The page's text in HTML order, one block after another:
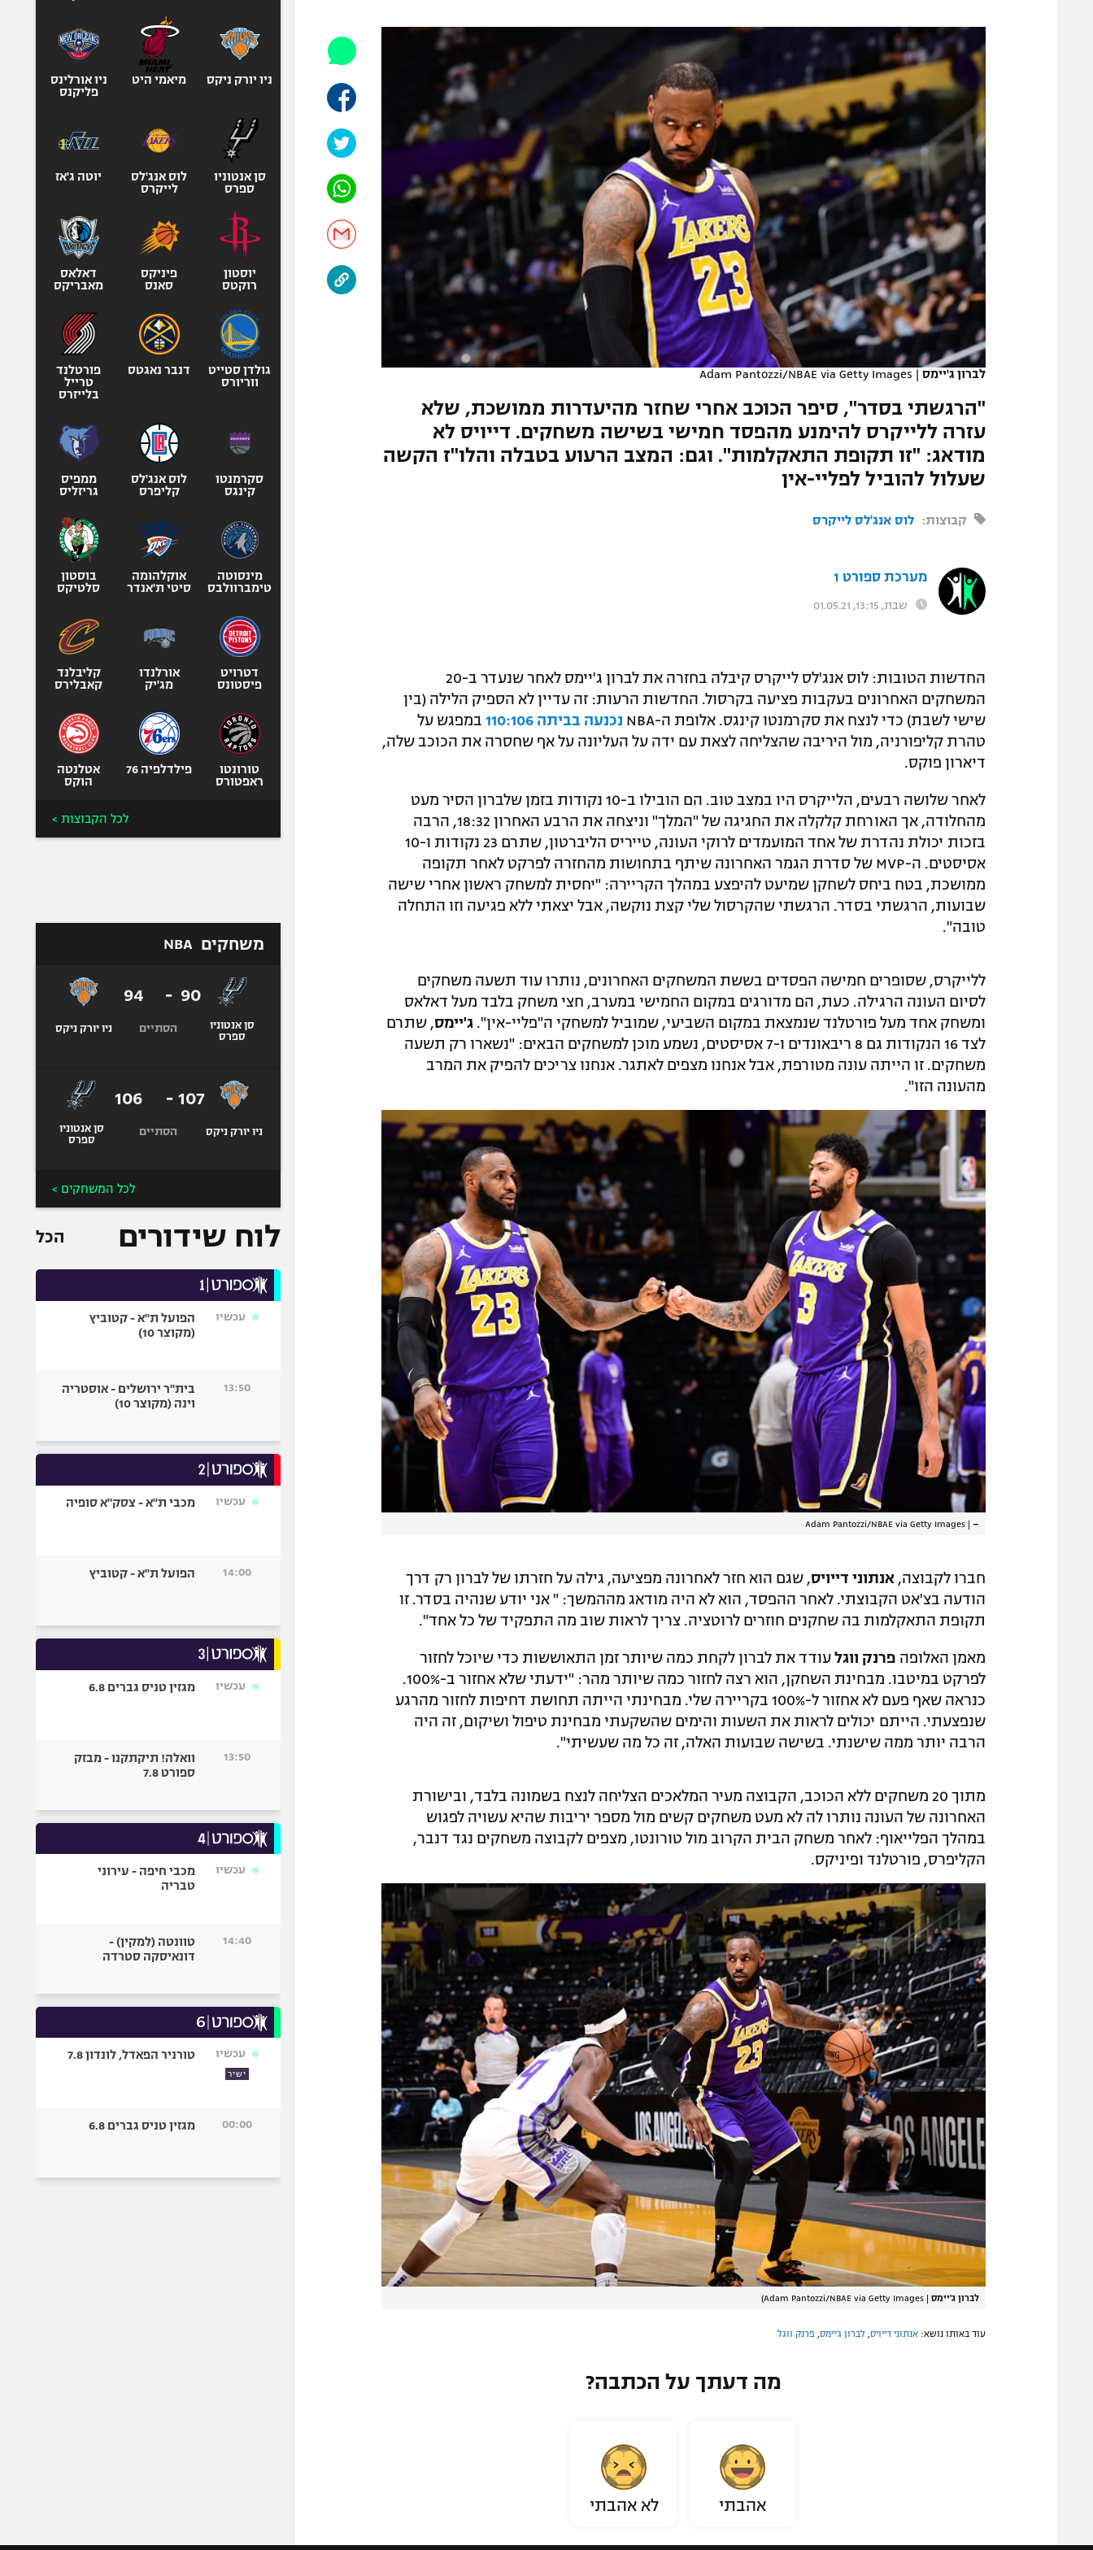
תקנון משתתפים וזוכים בפרסים
תקנון עבור פעילות אלקטרה
תקנון עבור פעילות ספורט 1 – "מרלן"
גיימינג E-Sports
תנאי שימוש
מדיניות פרטיות
תקנון פעילות ספורט 1
רשיון להקרנה פומבית לבית עסק
הצטרפות לחבילת הערוצים
לוח דרושים – ג'ובנט
תגיות
המגזין
הפועל תל אביב
הפועל חיפה
הפועל באר שבע
מכבי נתניה
בני יהודה
ליגה סינית
ליגה ברזילאית
ליגות נוספות
אופניים
ספורט מוטורי
כדורמים
בייסבול MLB
ספורט אתגרי
אומנויות לחימה
לברון ג'יימס |
Adam Pantozzi/NBAE via Getty Images
"הרגשתי בסדר", סיפר הכוכב אחרי שחזר מהיעדרות ממושכת, שלא
עזרה ללייקרס להימנע מהפסד חמישי בשישה משחקים. דייויס לא
מודאג: "זו תקופת התאקלמות". וגם: המצב הרעוע בטבלה והלו"ז הקשה
שעלול להוביל לפליי-אין
קבוצות: לוס אנג'לס לייקרס
מערכת ספורט 1
שבת, 13:15, 01.05.21
החדשות הטובות: לוס אנג'לס לייקרס קיבלה בחזרה את לברון ג'יימס לאחר שנעדר ב-20
המשחקים האחרונים בעקבות פציעה בקרסול. החדשות הרעות: זה עדיין לא הספיק הלילה (בין
שישי לשבת) כדי לנצח את סקרמנטו קינגס. אלופת ה-NBA
נכנעה בביתה 110:106
במפגש על
טהרת קליפורניה, מול היריבה שהצליחה לצאת עם ידה על העליונה על אף שחסרה את הכוכב שלה,
דיארון פוקס.
לאחר שלושה רבעים, הלייקרס היו במצב טוב. הם הובילו ב-10 נקודות בזמן שלברון הסיר מעט
מהחלודה, אך האורחת קלקלה את החגיגה של "המלך" וניצחה את הרבע האחרון 18:32, הרבה
בזכות יכולת נהדרת של אחד המועמדים לרוקי העונה, טייריס הליברטון, שתרם 23 נקודות ו-10
אסיסטים. ה-MVP של סדרת הגמר האחרונה שיתף בתחושות מהחזרה לפרקט לאחר תקופה
ממושכת, בטח ביחס לשחקן שמיעט להיפצע במהלך הקריירה: "יחסית למשחק ראשון אחרי שישה
שבועות, הרגשתי בסדר. הרגשתי שהקרסול שלי קצת נוקשה, אבל יצאתי ללא פגיעה וזו התחלה
טובה".
ללייקרס, שסופרים חמישה הפסדים בששת המשחקים האחרונים, נותרו עוד תשעה משחקים
לסיום העונה הרגילה. כעת, הם מדורגים במקום החמישי במערב, חצי משחק בלבד מעל דאלאס
ומשחק אחד מעל פורטלנד שנמצאת במקום השביעי, שמוביל למשחקי ה"פליי-אין". ג'יימס, שתרם
לצד 16 הנקודות גם 8 ריבאונדים ו-7 אסיסטים, נשמע מוכן למשחקים הבאים: "נשארו רק תשעה
משחקים. זו הייתה עונה מטורפת, אבל אנחנו מצפים לאתגר. אנחנו צריכים להפיק את המרב
מהעונה הזו".
–
Adam Pantozzi/NBAE via Getty Images
חברו לקבוצה, אנתוני דייויס, שגם הוא חזר לאחרונה מפציעה, גילה על חזרתו של לברון רק דרך
הודעה בצ'אט הקבוצתי. לאחר ההפסד, הוא לא היה מודאג מההמשך: " אני יודע שנהיה בסדר. זו
תקופת התאקלמות בה שחקנים חוזרים לרוטציה. צריך לראות שוב מה התפקיד של כל אחד".
מאמן האלופה פרנק ווגל עודד את לברון לקחת כמה שיותר זמן התאוששות כדי שיוכל לחזור
לפרקט במיטבו. מבחינת השחקן, הוא רצה לחזור כמה שיותר מהר: "ידעתי שלא אחזור ב-100%.
כנראה שאף פעם לא אחזור ל-100% בקריירה שלי. מבחינתי הייתה תחושת דחיפות לחזור מהרגע
שנפצעתי. הייתם יכולים לראות את השעות והימים שהשקעתי מבחינת טיפול ושיקום, זה היה
הרבה יותר ממה שישנתי. בשישה שבועות האלה, זה כל מה שעשיתי".
מתוך 20 משחקים ללא הכוכב, הקבוצה מעיר המלאכים הצליחה לנצח בשמונה בלבד, ובישורת
האחרונה של העונה נותרו לה לא מעט משחקים קשים מול מספר יריבות שהיא עשויה לפגוש
במהלך הפלייאוף: לאחר משחק הבית הקרוב מול טורונטו, מצפים לקבוצה משחקים נגד דנבר,
הקליפרס, פורטלנד ופיניקס.
לברון ג'יימס |
Adam Pantozzi/NBAE via Getty Images)
עוד באותו נושא: אנתוני דייויס לברון ג'יימס פרנק ווגל
מה דעתך על הכתבה?
אהבתי לא אהבתי
ניו יורק ניקס מיאמי היט
ניו אורלינס
פליקנס
סן אנטוניו
ספרס
לוס אנג'לס
לייקרס
יוטה ג'אז
יוסטון
רוקטס
פיניקס
סאנס
דאלאס
מאבריקס
גולדן סטייט
ווריורס
דנבר נאגטס
פורטלנד
טרייל
בלייזרס
סקרמנטו
קינגס
לוס אנג'לס
קליפרס
ממפיס
גריזליס
מינסוטה
טימברוולבס
אוקלהומה
סיטי ת'אנדר
בוסטון
סלטיקס
דטרויט
פיסטונס
אורלנדו
מג'יק
קליבלנד
קאבלירס
טורונטו
ראפטורס
פילדלפיה 76
אטלנטה
הוקס
לכל הקבוצות >
משחקים NBA
סן אנטוניו
ספרס
90
-
94
הסתיים ניו יורק ניקס
ניו יורק ניקס
107
-
106
הסתיים
סן אנטוניו
ספרס
לכל המשחקים >
לוח שידורים הכל
עכשיו
הפועל ת"א - קטוביץ
(מקוצר 10)
13:50
בית"ר ירושלים - אוסטריה
וינה (מקוצר 10)
עכשיו מכבי ת"א - צסק"א סופיה
14:00 הפועל ת"א - קטוביץ
עכשיו מגזין טניס גברים 6.8
13:50
וואלה! תיקתקנו - מבזק
ספורט 7.8
עכשיו
מכבי חיפה - עירוני
טבריה
14:40
טוונטה (למקין) -
דונאיסקה סטרדה
עכשיו
ישיר
טורניר הפאדל, לונדון 7.8
00:00 מגזין טניס גברים 6.8